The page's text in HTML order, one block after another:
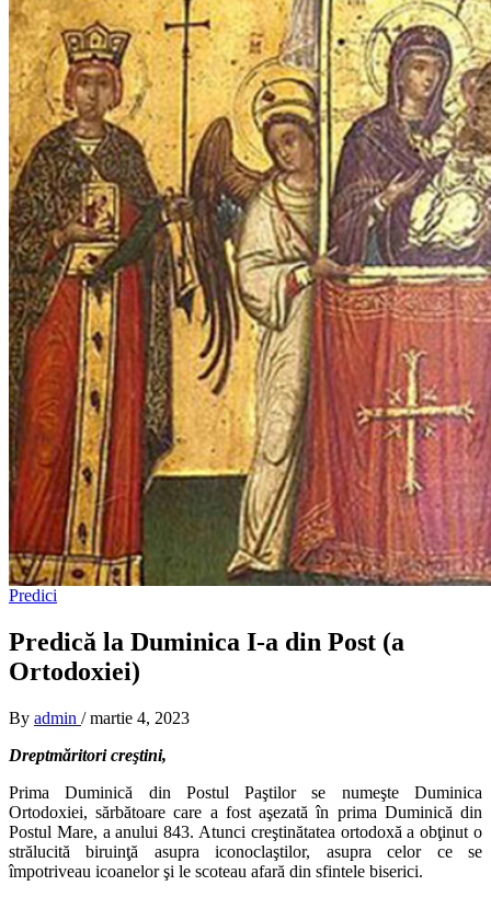
Predici
Predică la Duminica I-a din Post (a
Ortodoxiei)
By admin / martie 4, 2023
Dreptmăritori creştini,
Prima Duminică din Postul Paştilor se numeşte Duminica
Ortodoxiei, sărbătoare care a fost aşezată în prima Duminică din
Postul Mare, a anului 843. Atunci creştinătatea ortodoxă a obţinut o
strălucită biruinţă asupra iconoclaştilor, asupra celor ce se
împotriveau icoanelor şi le scoteau afară din sfintele biserici.